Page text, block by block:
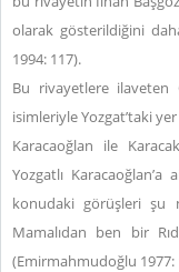
olarak gösterildiğini
1994: 117).
Bu rivayetlere ilaveten
isimleriyle Yozgat’taki
Karacaoğlan ile
Yozgatlı
konudaki görüşleri şu
Mamalıdan ben bir
(Emirmahmudoğlu 1977: